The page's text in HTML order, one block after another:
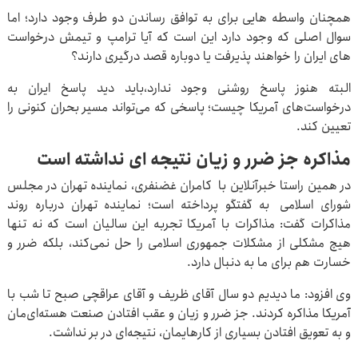
همچنان واسطه هایی برای به توافق رساندن دو طرف وجود دارد؛ اما
سوال اصلی که وجود دارد این است که آیا ترامپ و تیمش درخواست
های ایران را خواهند پذیرفت یا دوباره قصد درگیری دارند؟
البته هنوز پاسخ روشنی وجود ندارد،باید دید پاسخ ایران به
درخواست‌های آمریکا چیست؛ پاسخی که می‌تواند مسیر بحران کنونی را
تعیین کند.
مذاکره جز ضرر و زیان نتیجه ای نداشته است
در همین راستا خبرآنلاین با کامران غضنفری، نماینده تهران در مجلس
شورای اسلامی به گفتگو پرداخته است؛ نماینده تهران درباره روند
مذاکرات گفت: مذاکرات با آمریکا تجربه این سالیان است که نه تنها
هیچ مشکلی از مشکلات جمهوری اسلامی را حل نمی‌کند، بلکه ضرر و
خسارت هم برای ما به دنبال دارد.
وی افزود: ما دیدیم دو سال آقای ظریف و آقای عراقچی صبح تا شب با
آمریکا مذاکره کردند. جز ضرر و زیان و عقب افتادن صنعت هسته‌ای‌مان
و به تعویق افتادن بسیاری از کارهایمان، نتیجه‌ای در بر نداشت.